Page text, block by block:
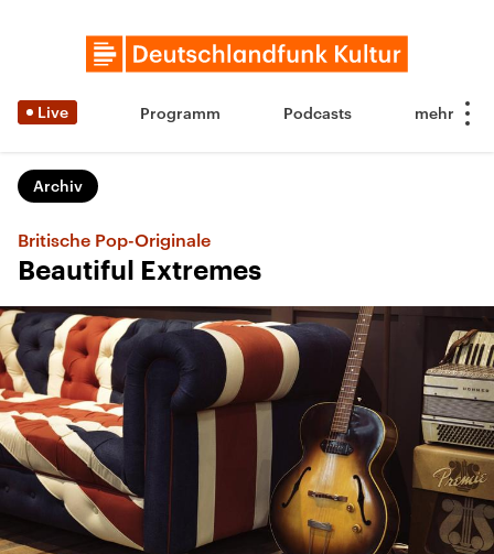
Live Programm Podcasts
Archiv
Britische Pop-Originale
Beautiful Extremes